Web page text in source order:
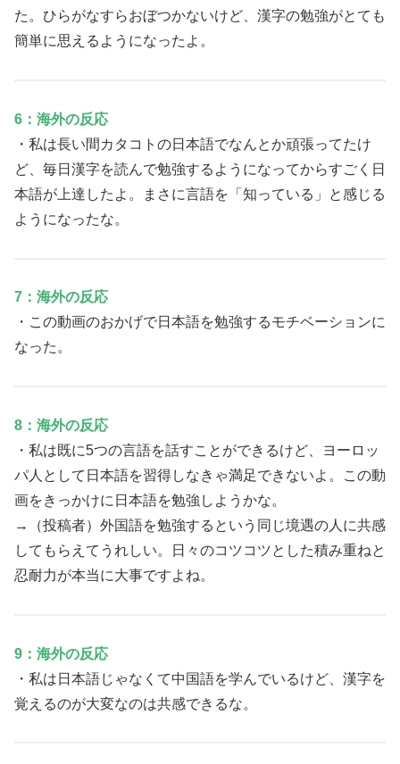
た。ひらがなすらおぼつかないけど、漢字の勉強がとても
簡単に思えるようになったよ。
6：海外の反応
・私は長い間カタコトの日本語でなんとか頑張ってたけ
ど、毎日漢字を読んで勉強するようになってからすごく日
本語が上達したよ。まさに言語を「知っている」と感じる
ようになったな。
7：海外の反応
・この動画のおかげで日本語を勉強するモチベーションに
なった。
8：海外の反応
・私は既に5つの言語を話すことができるけど、ヨーロッ
パ人として日本語を習得しなきゃ満足できないよ。この動
画をきっかけに日本語を勉強しようかな。
→（投稿者）外国語を勉強するという同じ境遇の人に共感
してもらえてうれしい。日々のコツコツとした積み重ねと
忍耐力が本当に大事ですよね。
9：海外の反応
・私は日本語じゃなくて中国語を学んでいるけど、漢字を
覚えるのが大変なのは共感できるな。